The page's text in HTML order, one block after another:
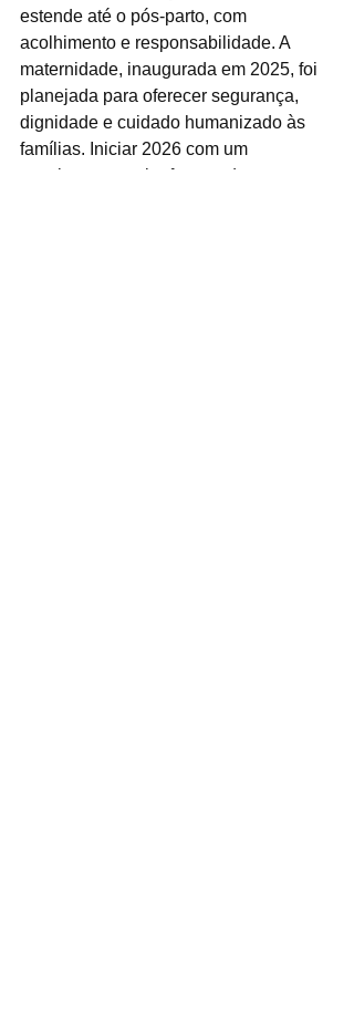
estende até o pós-parto, com
acolhimento e responsabilidade. A
maternidade, inaugurada em 2025, foi
planejada para oferecer segurança,
dignidade e cuidado humanizado às
famílias. Iniciar 2026 com um
nascimento aqui reforça todo esse